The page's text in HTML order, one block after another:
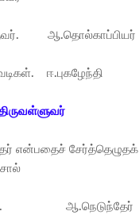
ஆ.தொல்காப்பியர்
ஈ.புகழேந்தி
என்பதைச் சேர்த்தெழுதக்
ஆ.நெடுந்தேர்